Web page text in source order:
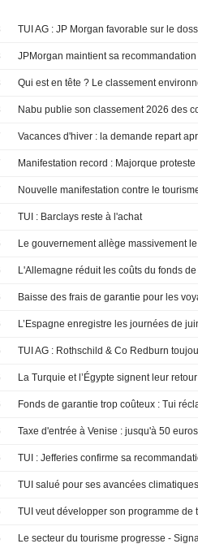
TUI AG : JP Morgan favorable sur le
Nabu publie son classement 2026 des
Vacances d'hiver : la demande repart
Manifestation record : Majorque
Nouvelle manifestation contre le
TUI : Barclays reste à l'achat
L'Allemagne réduit les coûts du fonds
Baisse des frais de garantie pour les
TUI AG : Rothschild & Co Redburn
La Turquie et l’Égypte signent leur
Fonds de garantie trop coûteux : Tui
Taxe d'entrée à Venise : jusqu'à 50
TUI : Jefferies confirme sa
TUI veut développer son programme
Le secteur du tourisme progresse -